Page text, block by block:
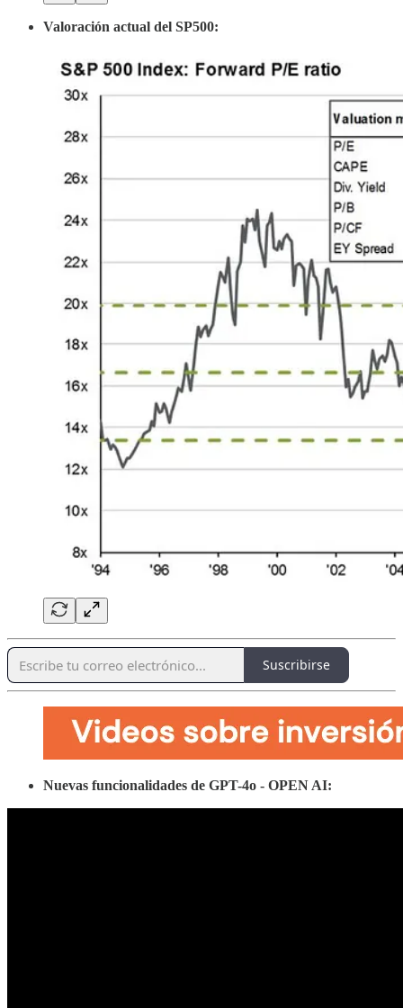
Valoración actual del SP500:
Suscribirse
Nuevas funcionalidades de GPT-4o - OPEN AI: